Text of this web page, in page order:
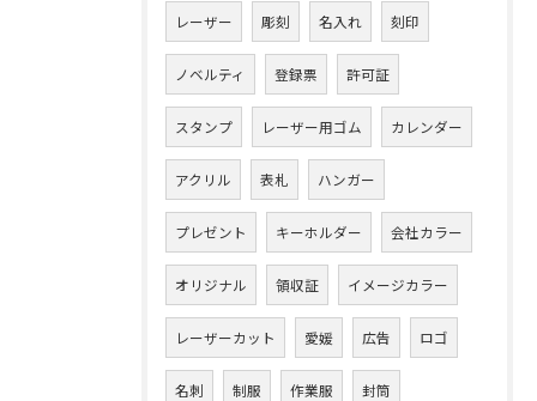
レーザー 彫刻 名入れ 刻印
ノベルティ 登録票 許可証
スタンプ レーザー用ゴム カレンダー
アクリル 表札 ハンガー
プレゼント キーホルダー 会社カラー
オリジナル 領収証 イメージカラー
レーザーカット 愛媛 広告 ロゴ
名刺 制服 作業服 封筒